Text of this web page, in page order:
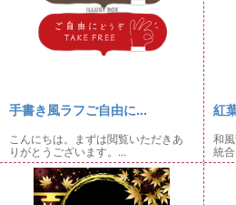
手書き風ラフご自由に...
こんにちは。まずは閲覧いただきあ
りがとうございます。...
紅
和
統